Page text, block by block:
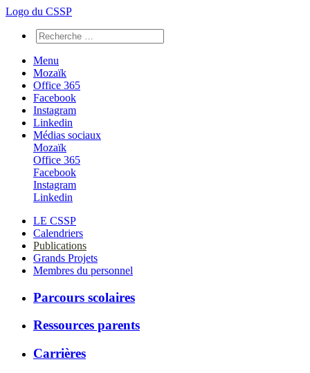
Logo du CSSP
Menu
Mozaïk
Office 365
Facebook
Instagram
Linkedin
Médias sociaux
Mozaïk
Office 365
Facebook
Instagram
Linkedin
LE CSSP
Calendriers
Publications
Grands Projets
Membres du personnel
Parcours scolaires
Ressources parents
Carrières